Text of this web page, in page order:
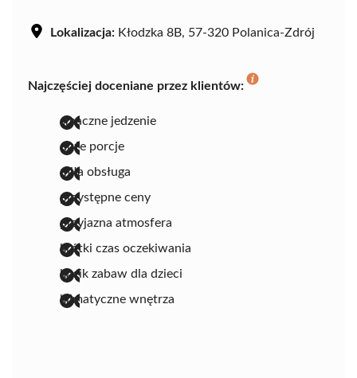
Lokalizacja: Kłodzka 8B, 57-320 Polanica-Zdrój
Najczęściej doceniane przez klientów:
smaczne jedzenie
duże porcje
miła obsługa
przystępne ceny
przyjazna atmosfera
krótki czas oczekiwania
kącik zabaw dla dzieci
klimatyczne wnętrza